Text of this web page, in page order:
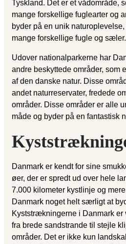
Tyskland. Det er et vådområde,
mange forskellige fuglearter og
byder på en unik
mange forskellige fugle og sæler.
Udover nationalparkerne har
andre beskyttede områder, som
af den danske natur. Disse
andet naturreservater, fredede
områder. Disse områder er alle
måde og byder på en fantastisk
Danmark er kendt for sine
øer, der er spredt ud over hele
7.000 kilometer kystlinje og
Danmark noget helt særligt at
Kyststrækningerne i Danmark
fra brede sandstrande til stejle
områder. Det er ikke kun